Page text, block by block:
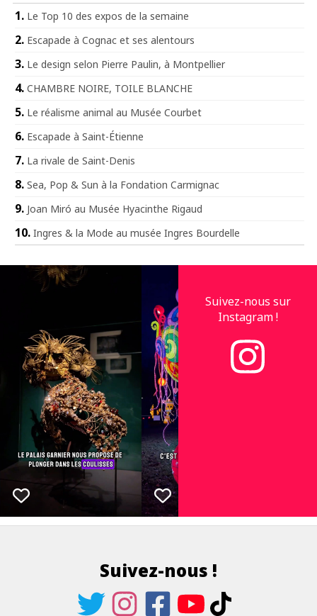
Le Top 10 des expos de la semaine
Escapade à Cognac et ses alentours
Le design selon Pierre Paulin, à Montpellier
CHAMBRE NOIRE, TOILE BLANCHE
Le réalisme animal au Musée Courbet
Escapade à Saint-Étienne
La rivale de Saint-Denis
Sea, Pop & Sun à la Fondation Carmignac
Joan Miró au Musée Hyacinthe Rigaud
Ingres & la Mode au musée Ingres Bourdelle
Suivez-nous sur
Instagram !
Suivez-nous !